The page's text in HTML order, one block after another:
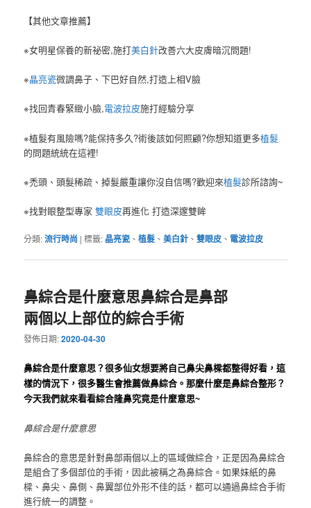
【其他文章推薦】
※女明星保養的新祕密,施打美白針改善六大皮膚暗沉問題!
※晶亮瓷微調鼻子、下巴好自然,打造上相V臉
※找回青春緊緻小臉,電波拉皮施打經驗分享
※植髮有風險嗎?能保持多久?術後該如何照顧?你想知道更多植髮
的問題統統在這裡!
※禿頭、頭髮稀疏、掉髮嚴重讓你沒自信嗎?歡迎來植髮診所諮詢~
※找對眼整型專家雙眼皮再進化 打造深邃雙眸
分類:流行時尚 |標籤: 晶亮瓷 、植髮 、美白針 、雙眼皮 、 電波拉皮
鼻綜合是什麼意思鼻綜合是鼻部
兩個以上部位的綜合手術
發佈日期:2020-04-30
鼻綜合是什麼意思？很多仙女想要將自己鼻尖鼻樑都整得好看，這
樣的情況下，很多醫生會推薦做鼻綜合。那麼什麼是鼻綜合整形？
今天我們就來看看綜合隆鼻究竟是什麼意思~
鼻綜合是什麼意思
鼻綜合的意思是針對鼻部兩個以上的區域做綜合，正是因為鼻綜合
是組合了多個部位的手術，因此被稱之為鼻綜合。如果妹紙的鼻
樑、鼻尖、鼻側、鼻翼部位外形不佳的話，都可以通過鼻綜合手術
進行統一的調整。